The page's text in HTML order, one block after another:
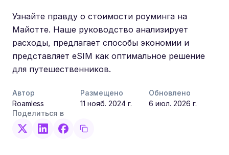
Узнайте правду о стоимости роуминга на
Майотте. Наше руководство анализирует
расходы, предлагает способы экономии и
представляет eSIM как оптимальное решение
для путешественников.
Автор
Roamless
Размещено
11 нояб. 2024 г.
Обновлено
6 июл. 2026 г.
Поделиться в